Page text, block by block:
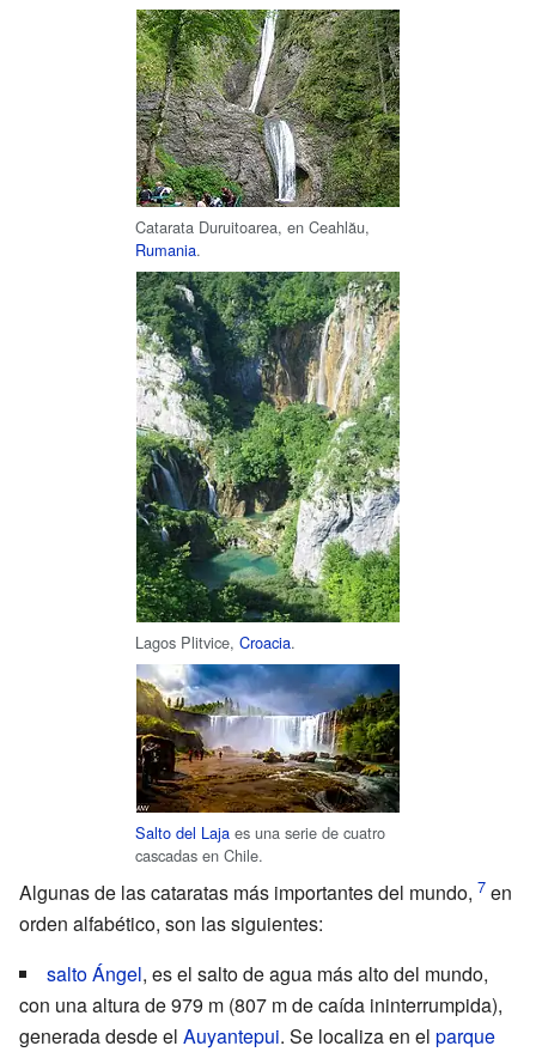
Catarata Duruitoarea, en Ceahlău,
Rumania.
Lagos Plitvice, Croacia.
Salto del Laja es una serie de cuatro
cascadas en Chile.
Algunas de las cataratas más importantes del mundo,
en
orden alfabético, son las siguientes:
salto Ángel, es el salto de agua más alto del mundo,
con una altura de 979 m (807 m de caída ininterrumpida),
generada desde el Auyantepui. Se localiza en el parque